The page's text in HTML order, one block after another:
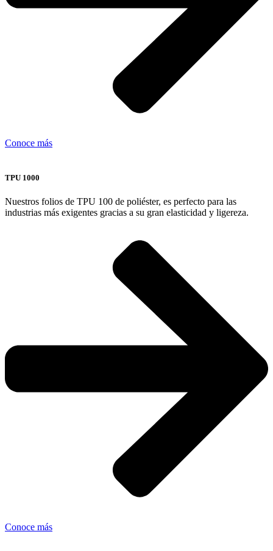
Conoce más
TPU 1000
Nuestros folios de TPU 100 de poliéster, es perfecto para las
industrias más exigentes gracias a su gran elasticidad y ligereza.
Conoce más